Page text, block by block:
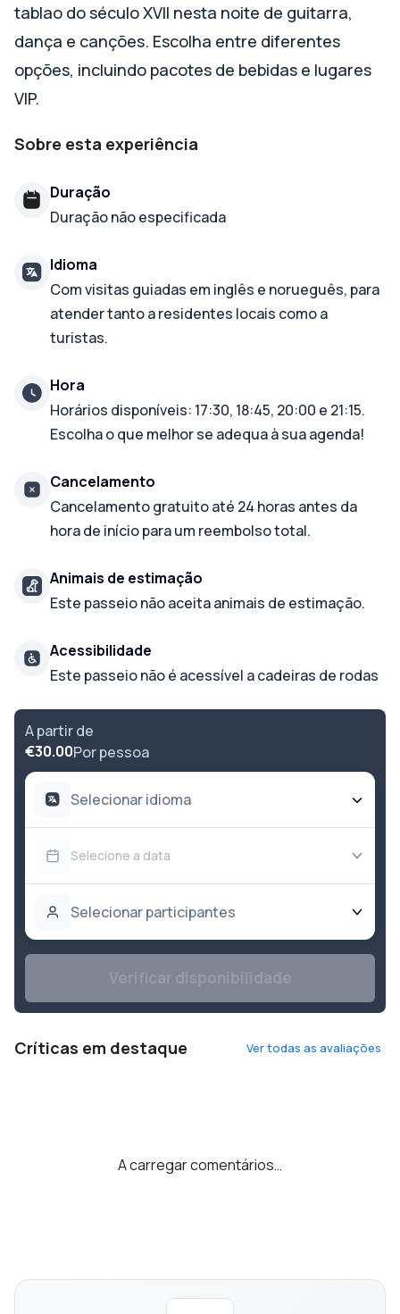
tablao do século XVII nesta noite de guitarra,
dança e canções. Escolha entre diferentes
opções, incluindo pacotes de bebidas e lugares
VIP.
Sobre esta experiência
Duração
Duração não especificada
Idioma
Com visitas guiadas em inglês e norueguês, para
atender tanto a residentes locais como a
turistas.
Hora
Horários disponíveis: 17:30, 18:45, 20:00 e 21:15.
Escolha o que melhor se adequa à sua agenda!
Cancelamento
Cancelamento gratuito até 24 horas antes da
hora de início para um reembolso total.
Animais de estimação
Este passeio não aceita animais de estimação.
Acessibilidade
Este passeio não é acessível a cadeiras de rodas
A partir de
€30.00Por pessoa
Selecionar idioma
Selecione a data
Selecionar participantes
Críticas em destaque Ver todas as avaliações
A carregar comentários…